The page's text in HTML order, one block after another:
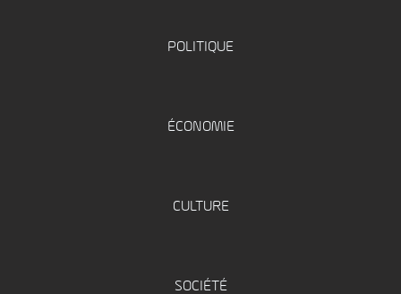
POLITIQUE
ÉCONOMIE
CULTURE
SOCIÉTÉ